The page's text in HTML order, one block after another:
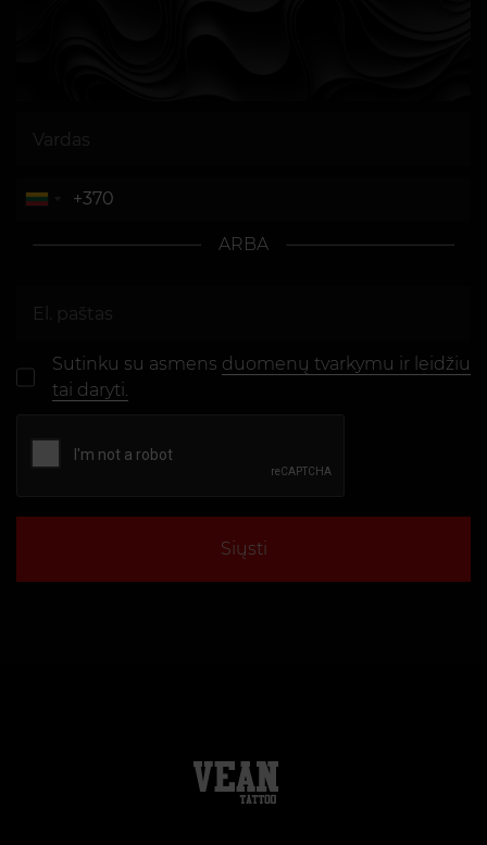
ARBA
Sutinku su asmens duomenų tvarkymu ir leidžiu
tai daryti.
Siųsti